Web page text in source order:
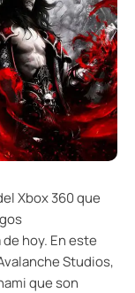
Xbox 360 que
hoy. En este
Studios,
que son